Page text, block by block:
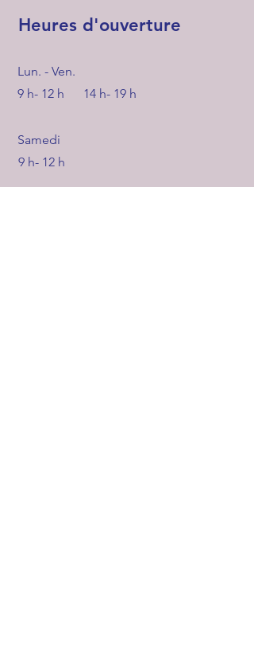
Heures d'ouverture
Lun. - Ven.
9 h- 12 h 14 h- 19 h
Samedi
9 h- 12 h